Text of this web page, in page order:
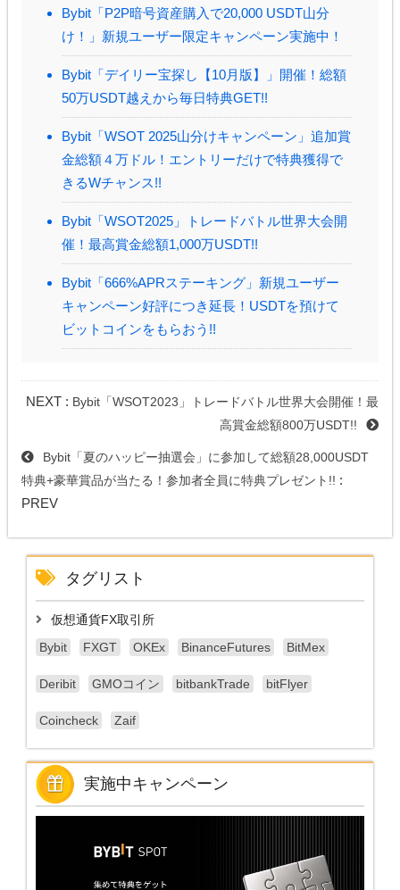
Bybit「P2P暗号資産購入で20,000 USDT山分
け！」新規ユーザー限定キャンペーン実施中！
Bybit「デイリー宝探し【10月版】」開催！総額
50万USDT越えから毎日特典GET!!
Bybit「WSOT 2025山分けキャンペーン」追加賞
金総額４万ドル！エントリーだけで特典獲得で
きるWチャンス!!
Bybit「WSOT2025」トレードバトル世界大会開
催！最高賞金総額1,000万USDT!!
Bybit「666%APRステーキング」新規ユーザー
キャンペーン好評につき延長！USDTを預けて
ビットコインをもらおう!!
NEXT : Bybit「WSOT2023」トレードバトル世界大会開催！最
高賞金総額800万USDT!!
Bybit「夏のハッピー抽選会」に参加して総額28,000USDT
特典+豪華賞品が当たる！参加者全員に特典プレゼント!! :
PREV
タグリスト
仮想通貨FX取引所
Bybit
FXGT OKEx BinanceFutures BitMex
Deribit GMOコイン bitbankTrade bitFlyer
Coincheck Zaif
実施中キャンペーン